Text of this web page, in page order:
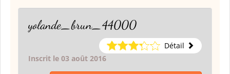
yolande_brun_44000
Détail
Inscrit le 03 août 2016